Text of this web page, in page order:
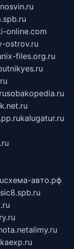
online.com
ostrov.ru
nix-files.org.ru
sobakopedia.ru
kalugatur.ru
схема-авто.рф
alimy.ru